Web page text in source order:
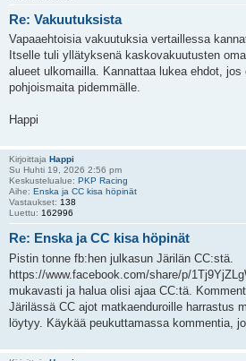
Re: Vakuutuksista
Vapaaehtoisia vakuutuksia vertaillessa
Itselle tuli yllätyksenä kaskovakuutusten
alueet ulkomailla. Kannattaa lukea ehdot, jos
pohjoismaita pidemmälle.
Happi
Kirjoittaja Happi
Su Huhti 19, 2026 2:56 pm
Keskustelualue: PKP Racing
Aihe: Enska ja CC kisa höpinät
Vastaukset: 138
Luettu: 162996
Re: Enska ja CC kisa höpinät
Pistin tonne fb:hen julkasun Järilän CC:stä.
https://www.facebook.com/share/p/
mukavasti ja halua olisi ajaa CC:tä.
Järilässä CC ajot matkaenduroille harrastus
löytyy. Käykää peukuttamassa kommentia,